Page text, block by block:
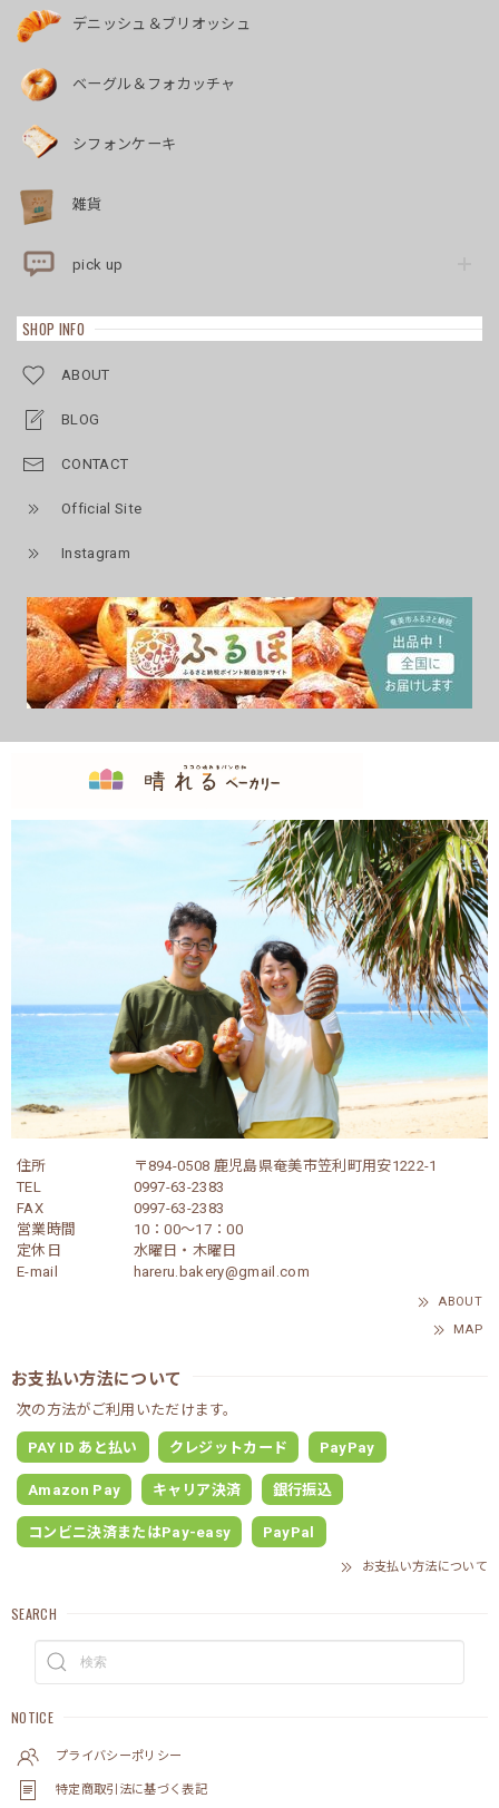
デニッシュ＆ブリオッシュ
ベーグル＆フォカッチャ
シフォンケーキ
雑貨
pick up
SHOP INFO
ABOUT
BLOG
CONTACT
Official Site
Instagram
住所
〒894-0508 鹿児島県奄美市笠利町用安1222-1
TEL
0997-63-2383
FAX
0997-63-2383
営業時間
10：00～17：00
定休日
水曜日・木曜日
E-mail
hareru.bakery@gmail.com
ABOUT
MAP
お支払い方法について
次の方法がご利用いただけます。
PAY ID あと払い クレジットカード PayPay
Amazon Pay キャリア決済 銀行振込
コンビニ決済またはPay-easy PayPal
お支払い方法について
SEARCH
NOTICE
プライバシーポリシー
特定商取引法に基づく表記